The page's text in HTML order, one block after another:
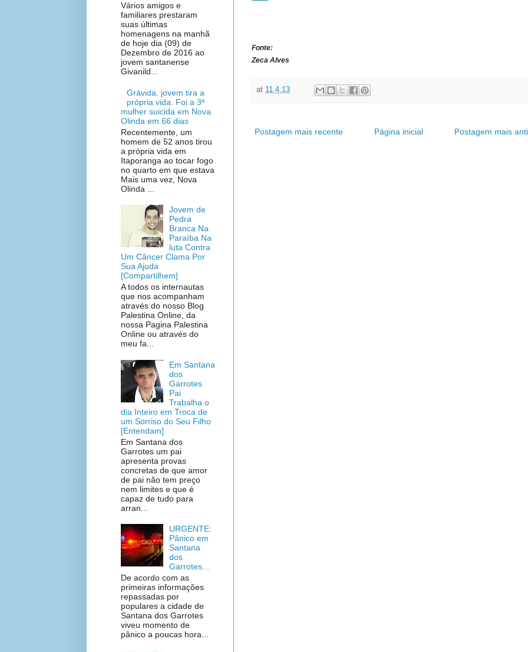
Fonte:
Zeca Alves
at 11.4.13
Postagem mais recente Postagem mais
Página inicial
Vários amigos e
familiares prestaram
suas últimas
homenagens na manhã
de hoje dia (09) de
Dezembro de 2016 ao
jovem santanense
Givanild...
Grávida, jovem tira a
própria vida. Foi a 3ª
mulher suicida em Nova
Olinda em 66 dias
Recentemente, um
homem de 52 anos tirou
a própria vida em
Itaporanga ao tocar fogo
no quarto em que estava
Mais uma vez, Nova
Olinda ...
Jovem de
Pedra
Branca Na
Paraíba Na
luta Contra
Um Câncer Clama Por
Sua Ajuda
[Compartilhem]
A todos os internautas
que nos acompanham
através do nosso Blog
Palestina Online, da
nossa Pagina Palestina
Online ou através do
meu fa...
Em Santana
dos
Garrotes
Pai
Trabalha o
dia Inteiro em Troca de
um Sorriso do Seu Filho
[Entendam]
Em Santana dos
Garrotes um pai
apresenta provas
concretas de que amor
de pai não tem preço
nem limites e que é
capaz de tudo para
arran...
URGENTE:
Pânico em
Santana
dos
Garrotes...
De acordo com as
primeiras informações
repassadas por
populares a cidade de
Santana dos Garrotes
viveu momento de
pânico a poucas hora...